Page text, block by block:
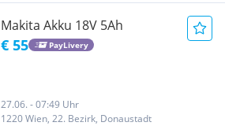
Makita Akku 18V 5Ah
€ 55 PayLivery
27.06. - 07:49 Uhr
1220 Wien, 22. Bezirk, Donaustadt